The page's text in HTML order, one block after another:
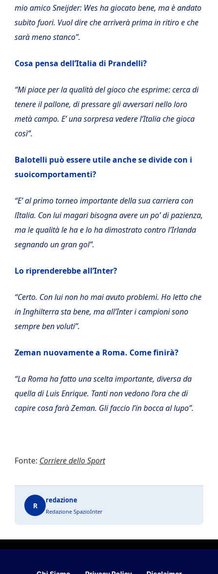
mio amico Sneijder: Wes ha giocato bene, ma è andato
subito fuori. Vuol dire che arriverà prima in ritiro e che
sarà meno stanco”.
Cosa pensa dell’Italia di Prandelli?
“Mi piace per la qualità del gioco che esprime: cerca di
tenere il pallone, di pressare gli avversari nello loro
metà campo. E’ una sorpresa vedere l’Italia che gioca
così”.
Balotelli può essere utile anche se divide con i
suoicomportamenti?
“E’ al primo torneo importante della sua carriera con
lItalia. Con lui magari bisogna avere un po’ di pazienza,
ma le qualità le ha e lo ha dimostrato contro l’Irlanda
segnando un gran gol”.
Lo riprenderebbe all’Inter?
“Certo. Con lui non ho mai avuto problemi. Ho letto che
in Inghilterra sta bene, ma all’Inter i campioni sono
sempre ben voluti”.
Zeman nuovamente a Roma. Come finirà?
“La Roma ha fatto una scelta importante, diversa da
quella di Luis Enrique. Tanti non vedono l’ora che di
capire cosa farà Zeman. Gli faccio l’in bocca al lupo”.
Fonte: Corriere dello Sport
R
redazione
Redazione SpazioInter